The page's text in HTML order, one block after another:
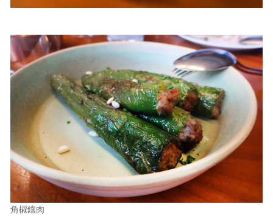
角椒鑲肉